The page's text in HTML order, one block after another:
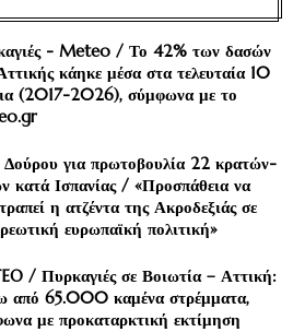
- Meteo / Το 42% των δασών
κάηκε μέσα στα τελευταία 10
(2017-2026), σύμφωνα με το
Δούρου για πρωτοβουλία 22 κρατών-
κατά Ισπανίας / «Προσπάθεια να
η ατζέντα της Ακροδεξιάς σε
ευρωπαϊκή πολιτική»
/ Πυρκαγιές σε Βοιωτία – Αττική:
από 65.000 καμένα στρέμματα,
με προκαταρκτική εκτίμηση